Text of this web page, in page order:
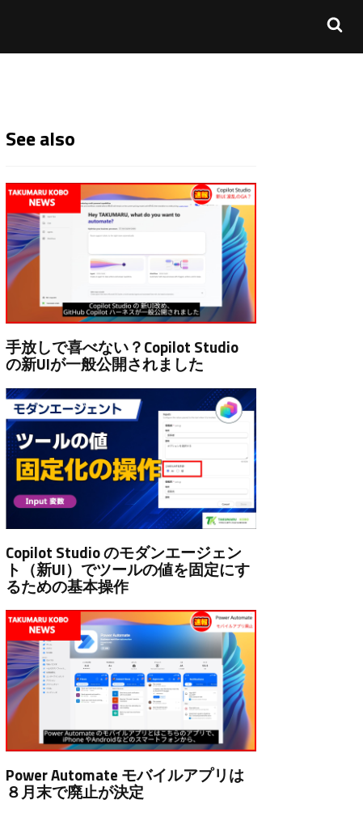
See also
手放しで喜べない？Copilot Studio
の新UIが一般公開されました
Copilot Studio のモダンエージェン
ト（新UI）でツールの値を固定にす
るための基本操作
Power Automate モバイルアプリは
８月末で廃止が決定